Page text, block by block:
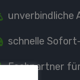
unverbindliche
schnelle
Fachpartner